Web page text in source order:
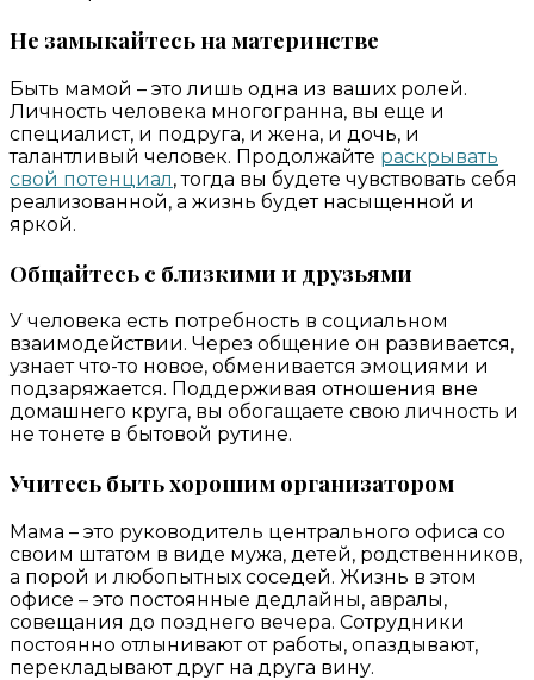
Не замыкайтесь на материнстве
Быть мамой – это лишь одна из ваших ролей.
Личность человека многогранна, вы еще и
специалист, и подруга, и жена, и дочь, и
талантливый человек. Продолжайте раскрывать
свой потенциал, тогда вы будете чувствовать себя
реализованной, а жизнь будет насыщенной и
яркой.
Общайтесь с близкими и друзьями
У человека есть потребность в социальном
взаимодействии. Через общение он развивается,
узнает что-то новое, обменивается эмоциями и
подзаряжается. Поддерживая отношения вне
домашнего круга, вы обогащаете свою личность и
не тонете в бытовой рутине.
Учитесь быть хорошим организатором
Мама – это руководитель центрального офиса со
своим штатом в виде мужа, детей, родственников,
а порой и любопытных соседей. Жизнь в этом
офисе – это постоянные дедлайны, авралы,
совещания до позднего вечера. Сотрудники
постоянно отлынивают от работы, опаздывают,
перекладывают друг на друга вину.